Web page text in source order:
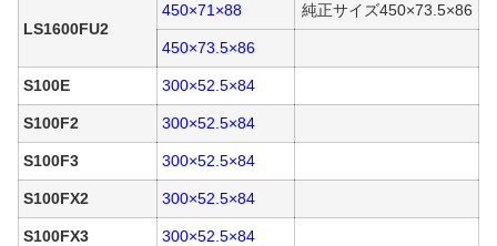
LS1600FU2
450×71×88 純正サイズ450×73.5×86
450×73.5×86
S100E 300×52.5×84
S100F2 300×52.5×84
S100F3 300×52.5×84
S100FX2 300×52.5×84
S100FX3 300×52.5×84